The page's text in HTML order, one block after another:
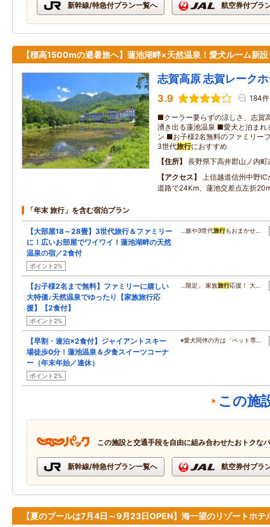
新幹線/特急付プラン一覧へ 航空券付プラ
【標高1500mの避暑旅へ】蓮池湖畔×天然温泉！愛犬ルーム新設
志賀高原 志賀レーク
3.9 184件
■クーラー要らずの涼しさ、志賀
湧き出る蓮池温泉 ■愛犬と泊まれ
ン ■お子様2名無料のファミリー
3世代旅行におすすめ
住所
長野県下高井郡山ノ内町
アクセス
上信越道信州中野
道路で24Km、蓮池交差点左折
「年末 旅行」を含む宿泊プラン
【大部屋18～28畳】3世代旅行＆ファミリー
に！広いお部屋でワイワイ！蓮池湖畔の天然
温泉の宿／2食付
ポイント2%
…族や3世代旅行もおまかせ…
【お子様2名まで無料】ファミリーに嬉しい
大特価♪天然温泉でゆったり【家族旅行応
援】【2食付】
ポイント2%
…限定」 家族旅行応援！ 大…
【早割・連泊×2食付】ジャイアントスキー
場徒歩0分！蓮池温泉＆夕食スイーツコーナ
ー（年末年始／連休）
ポイント2%
※愛犬同伴の方は「ペット専…
この施
この施設と交通手段を自由に組み合わせたおトクな
新幹線/特急付プラン一覧へ 航空券付プラ
【夏のプールは7月4日～9月23日OPEN】海一望のリゾートホテ